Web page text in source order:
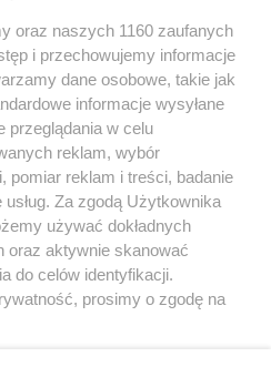
która
nowe
i rosnąca rola
oraz naszych 1160 zaufanych
i przechowujemy informacje
dane osobowe, takie jak
informacje wysyłane
przeglądania w celu
reklam, wybór
pomiar reklam i treści, badanie
Za zgodą Użytkownika
używać dokładnych
oraz aktywnie skanować
do celów identyfikacji.
prosimy o zgodę na